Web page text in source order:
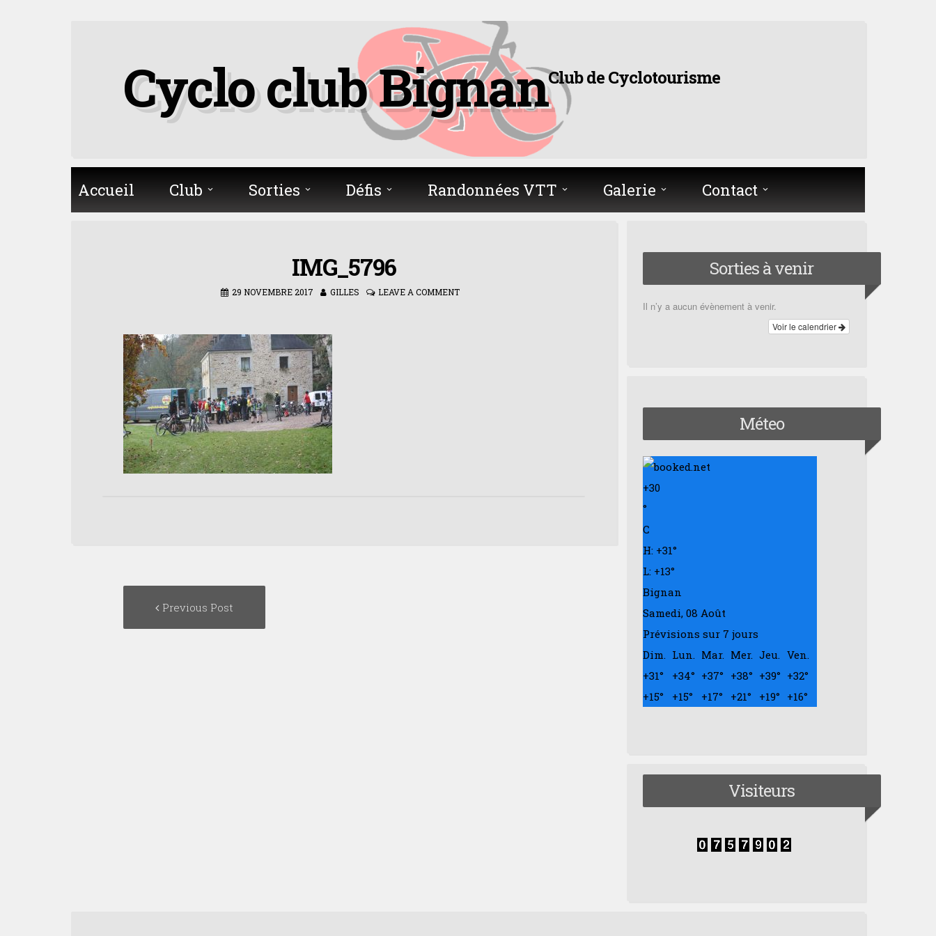
Cyclo club BignanClub de Cyclotourisme
Accueil Club Sorties Défis Randonnées VTT Galerie Contact
IMG_5796
29 NOVEMBRE 2017 GILLES LEAVE A COMMENT
navigation
Previous Post
Sorties à venir
Il n’y a aucun évènement à venir.
Voir le calendrier
Méteo
+30
°
C
H: +31°
L: +13°
Bignan
Samedi, 08 Août
Prévisions sur 7 jours
Dim. Lun. Mar. Mer. Jeu. Ven.
+31° +34° +37° +38° +39° +32°
+15° +15° +17° +21° +19° +16°
Visiteurs